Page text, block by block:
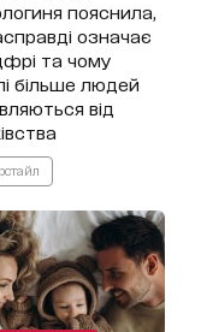
пояснила,
означає
та чому
більше людей
від